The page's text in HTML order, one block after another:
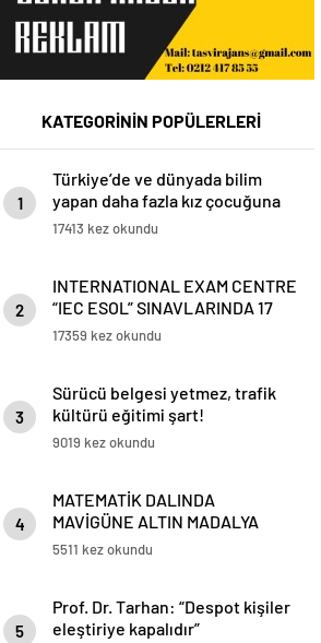
KATEGORİNİN POPÜLERLERİ
1
Türkiye’de ve dünyada bilim
yapan daha fazla kız çocuğuna
ihtiyaç var!
17413 kez okundu
2
INTERNATIONAL EXAM CENTRE
“IEC ESOL” SINAVLARINDA 17
Türkiye Birinciliği mavigün
17359 kez okundu
3
Sürücü belgesi yetmez, trafik
kültürü eğitimi şart!
9019 kez okundu
4
MATEMATİK DALINDA
MAVİGÜNE ALTIN MADALYA
5511 kez okundu
5
Prof. Dr. Tarhan: “Despot kişiler
eleştiriye kapalıdır”